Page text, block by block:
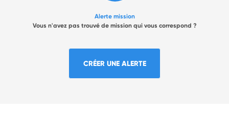
Alerte mission
Vous n'avez pas trouvé de mission qui vous correspond ?
CRÉER UNE ALERTE